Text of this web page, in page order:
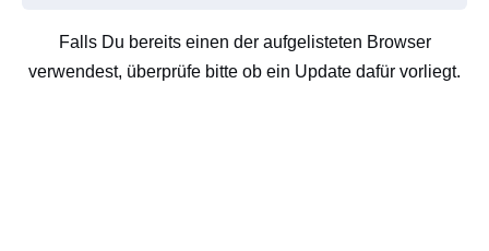
Falls Du bereits einen der aufgelisteten Browser
verwendest, überprüfe bitte ob ein Update dafür vorliegt.